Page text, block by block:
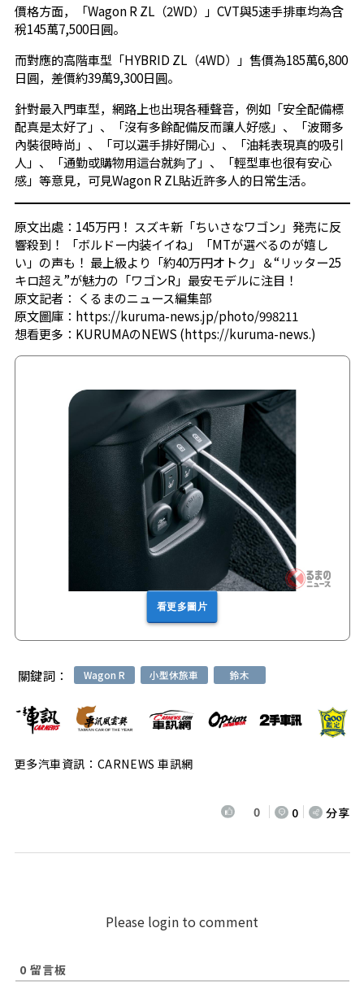
價格方面，「Wagon R ZL（2WD）」CVT與5速手排車均為含
稅145萬7,500日圓。
而對應的高階車型「HYBRID ZL（4WD）」售價為185萬6,800
日圓，差價約39萬9,300日圓。
針對最入門車型，網路上也出現各種聲音，例如「安全配備標
配真是太好了」、「沒有多餘配備反而讓人好感」、「波爾多
內裝很時尚」、「可以選手排好開心」、「油耗表現真的吸引
人」、「通勤或購物用這台就夠了」、「輕型車也很有安心
感」等意見，可見Wagon R ZL貼近許多人的日常生活。
原文出處： 145万円！ スズキ新「ちいさなワゴン」発売に反
響殺到！ 「ボルドー内装イイね」「MTが選べるのが嬉し
い」の声も！ 最上級より「約40万円オトク」＆“リッター25
キロ超え”が魅力の「ワゴンR」最安モデルに注目！
原文記者： くるまのニュース編集部
原文圖庫： https://kuruma-news.jp/photo/998211
想看更多： KURUMAのNEWS (https://kuruma-news.)
看更多圖片
關鍵詞： Wagon R 小型休旅車 鈴木
更多汽車資訊：CARNEWS 車訊網
0 0 分享
Please login to comment
0 留言板